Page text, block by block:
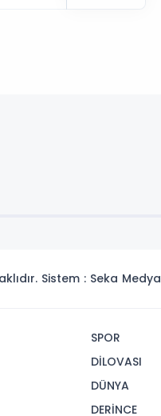
Sistem : Seka Medya
SPOR
DİLOVASI
DÜNYA
DERİNCE